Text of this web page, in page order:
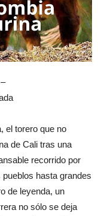
el torero que no
de Cali tras una
recorrido por
hasta grandes
de leyenda, un
no sólo se deja